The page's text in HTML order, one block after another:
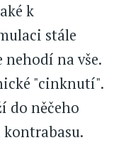
k
stále
na vše.
"cinknutí".
do něčeho
kontrabasu.